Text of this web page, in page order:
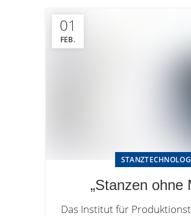
01
FEB.
„Stanzen ohne
Das Institut für